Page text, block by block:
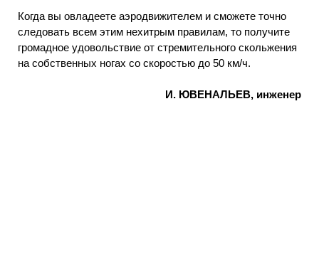
Когда вы овладеете аэродвижителем и сможете точно
следовать всем этим нехитрым правилам, то получите
громадное удовольствие от стремительного скольжения
на собственных ногах со скоростью до 50 км/ч.
И. ЮВЕНАЛЬЕВ, инженер